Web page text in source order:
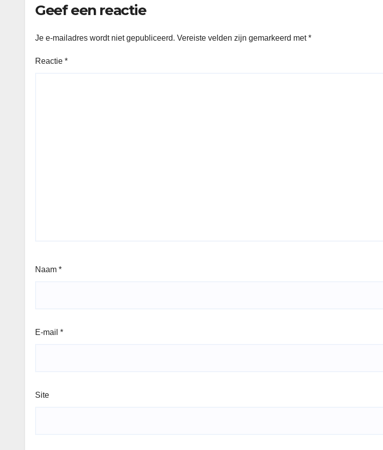
Geef een reactie
Je e-mailadres wordt niet gepubliceerd. Vereiste velden zijn gemarkeerd met*
Reactie *
Naam *
E-mail *
Site